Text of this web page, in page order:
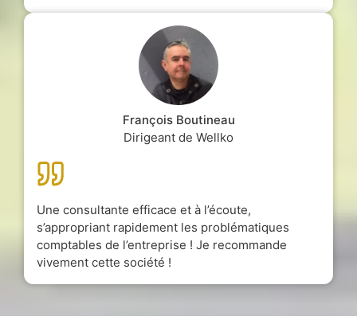
François Boutineau
Dirigeant de Wellko
Une consultante efficace et à l’écoute,
s’appropriant rapidement les problématiques
comptables de l’entreprise ! Je recommande
vivement cette société !